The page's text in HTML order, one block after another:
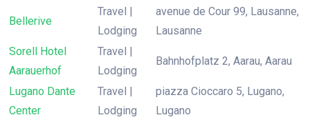
Bellerive
Travel |
Lodging
avenue de Cour 99, Lausanne,
Lausanne
Sorell Hotel
Aarauerhof
Travel |
Lodging
Bahnhofplatz 2, Aarau, Aarau
Lugano Dante
Center
Travel |
Lodging
piazza Cioccaro 5, Lugano,
Lugano